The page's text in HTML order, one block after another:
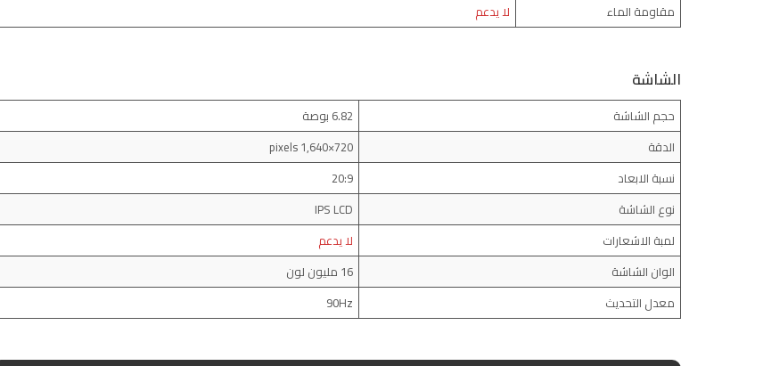
مقاومة الماء
لا يدعم
الشاشة
حجم الشاشة
6.82 بوصة
الدقة
720×1,640 pixels
نسبة الابعاد
20:9
نوع الشاشة
IPS LCD
لمبة الاشعارات
لا يدعم
الوان الشاشة
16 مليون لون
معدل التحديث
90Hz